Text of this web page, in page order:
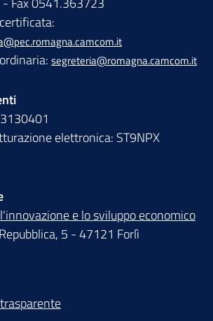
segreteria@romagna.camcom.it
elettronica: ST9NPX
e lo sviluppo economico
5 - 47121 Forlì